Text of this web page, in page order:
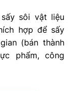
sôi vật liệu
hợp để sấy
(bán thành
phẩm, công